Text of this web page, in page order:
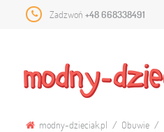
Zadzwoń +48 668338491
modny-dzieciak.pl Obuwie